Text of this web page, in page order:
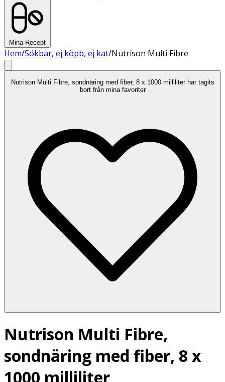
Mina Recept
Hem/Sökbar, ej köpb, ej kat/Nutrison Multi Fibre
Nutrison Multi Fibre, sondnäring med fiber, 8 x 1000 milliliter har tagits
bort från mina favoriter
Nutrison Multi Fibre,
sondnäring med fiber, 8 x
1000 milliliter